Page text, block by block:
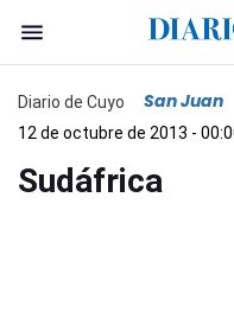
Diario de Cuyo San Juan
12 de octubre de 2013 -
Sudáfrica